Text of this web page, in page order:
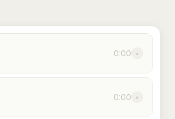
0:00 ›
0:00 ›